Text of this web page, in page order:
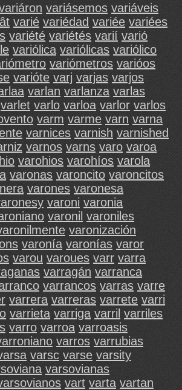
variásemos variáveis
varié variédad variée variées
variété variétés varií varió
variólica variólicas variólico
variómetros varióos
varióte varj varjas varjos
varlan varlanza varlas
varlet varlo varloa varlor varlos
varm varme varn varna
varnices varnish varnished
varnos varns varo varoa
varohios varohíos varola
varonas varoncito varoncitos
varones varonesa
varoni varonia
varonil varoniles
varonización
varonía varonías varor
varou varoues varr varra
varragán varranca
varrancos varras varre
varrera varreras varrete varri
varrieta varriga varril varriles
varro varroa varroasis
varros varrubias
varsc varse varsity
varsovianas
vart varta vartan